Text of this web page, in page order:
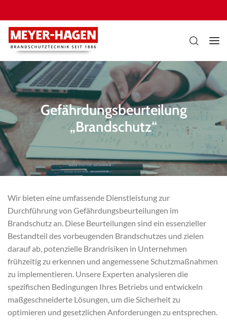
Gefährdungsbeurteilung
„Brandschutz“
Wir bieten eine umfassende Dienstleistung zur
Durchführung von Gefährdungsbeurteilungen im
Brandschutz an. Diese Beurteilungen sind ein essenzieller
Bestandteil des vorbeugenden Brandschutzes und zielen
darauf ab, potenzielle Brandrisiken in Unternehmen
frühzeitig zu erkennen und angemessene Schutzmaßnahmen
zu implementieren. Unsere Experten analysieren die
spezifischen Bedingungen Ihres Betriebs und entwickeln
maßgeschneiderte Lösungen, um die Sicherheit zu
optimieren und gesetzlichen Anforderungen zu entsprechen.